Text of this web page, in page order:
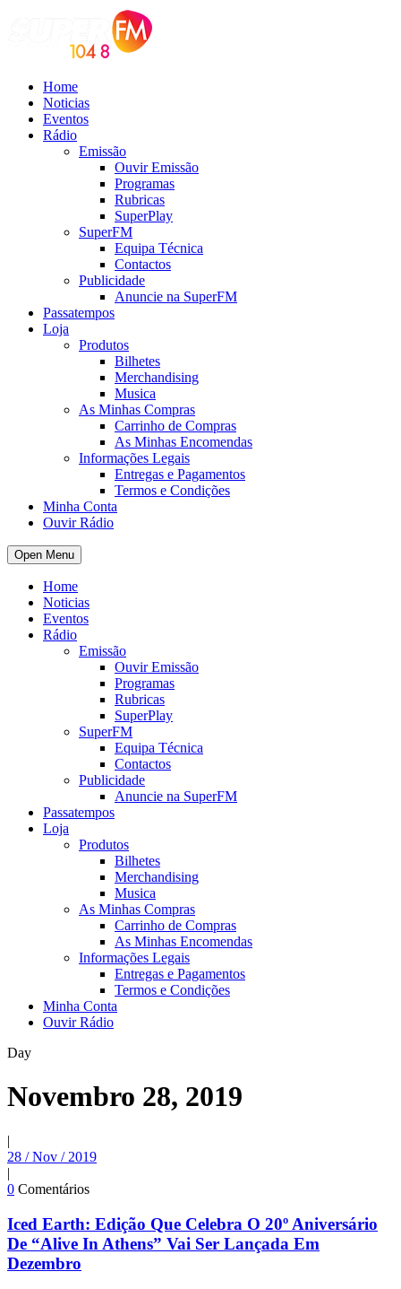
Home
Noticias
Eventos
Rádio
Emissão
Ouvir Emissão
Programas
Rubricas
SuperPlay
SuperFM
Equipa Técnica
Contactos
Publicidade
Anuncie na SuperFM
Passatempos
Loja
Produtos
Bilhetes
Merchandising
Musica
As Minhas Compras
Carrinho de Compras
As Minhas Encomendas
Informações Legais
Entregas e Pagamentos
Termos e Condições
Minha Conta
Ouvir Rádio
Open Menu
Home
Noticias
Eventos
Rádio
Emissão
Ouvir Emissão
Programas
Rubricas
SuperPlay
SuperFM
Equipa Técnica
Contactos
Publicidade
Anuncie na SuperFM
Passatempos
Loja
Produtos
Bilhetes
Merchandising
Musica
As Minhas Compras
Carrinho de Compras
As Minhas Encomendas
Informações Legais
Entregas e Pagamentos
Termos e Condições
Minha Conta
Ouvir Rádio
Day
Novembro 28, 2019
|
28 / Nov / 2019
|
0 Comentários
Iced Earth: Edição Que Celebra O 20º Aniversário
De “Alive In Athens” Vai Ser Lançada Em
Dezembro